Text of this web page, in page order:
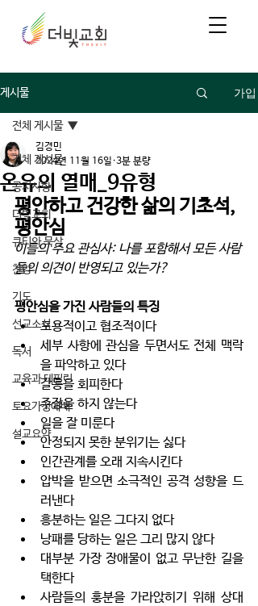
게시물 가입
전체 게시물
공지사항
더빛교회
큐티와 묵상
찬양
기도
선교소식
독서
교육과 테필린
토요가정예배
설교요약
전체 게시물
온유의 열매_9유형
김경민
2024년 11월 16일 3분 분량
평안하고 건강한 삶의 기초석,
평안심
이들의 주요 관심사: 나를 포함해서 모든 사람
들의 의견이 반영되고 있는가?
평안심을 가진 사람들의 특징
포용적이고 협조적이다
세부 사항에 관심을 두면서도 전체 맥락
을 파악하고 있다
갈등을 회피한다
주장을 하지 않는다
일을 잘 미룬다
안정되지 못한 분위기는 싫다
인간관계를 오래 지속시킨다
압박을 받으면 소극적인 공격 성향을 드
러낸다
흥분하는 일은 그다지 없다
낭패를 당하는 일은 그리 많지 않다
대부분 가장 장애물이 없고 무난한 길을
택한다
사람들의 훙분을 가라앉히기 위해 상대